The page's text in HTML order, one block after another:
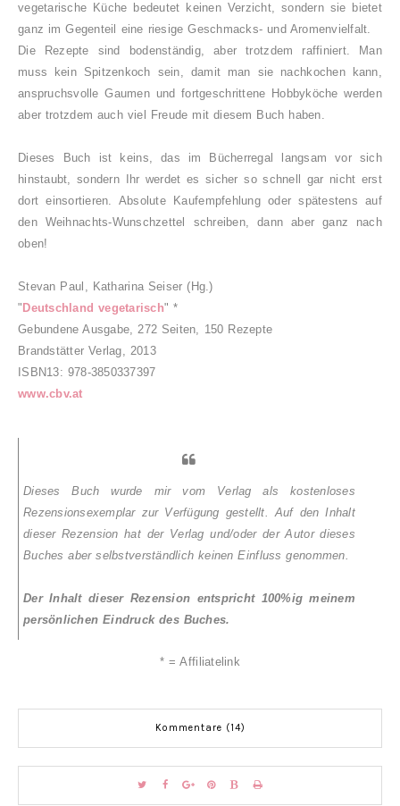
vegetarische Küche bedeutet keinen Verzicht, sondern sie bietet
ganz im Gegenteil eine riesige Geschmacks- und Aromenvielfalt.
Die Rezepte sind bodenständig, aber trotzdem raffiniert. Man
muss kein Spitzenkoch sein, damit man sie nachkochen kann,
anspruchsvolle Gaumen und fortgeschrittene Hobbyköche werden
aber trotzdem auch viel Freude mit diesem Buch haben.
Dieses Buch ist keins, das im Bücherregal langsam vor sich
hinstaubt, sondern Ihr werdet es sicher so schnell gar nicht erst
dort einsortieren. Absolute Kaufempfehlung oder spätestens auf
den Weihnachts-Wunschzettel schreiben, dann aber ganz nach
oben!
Stevan Paul, Katharina Seiser (Hg.)
" Deutschland vegetarisch" *
Gebundene Ausgabe, 272 Seiten, 150 Rezepte
Brandstätter Verlag, 2013
ISBN13: 978-3850337397
www.cbv.at
Dieses Buch wurde mir vom Verlag als kostenloses
Rezensionsexemplar zur Verfügung gestellt. Auf den Inhalt
dieser Rezension hat der Verlag und/oder der Autor dieses
Buches aber selbstverständlich keinen Einfluss genommen.
Der Inhalt dieser Rezension entspricht 100%ig meinem
persönlichen Eindruck des Buches.
* = Affiliatelink
Kommentare (14)